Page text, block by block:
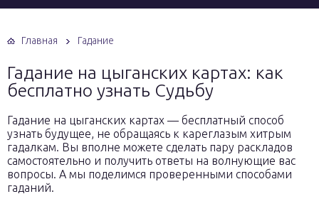
Главная Гадание
Гадание на цыганских картах: как
бесплатно узнать Судьбу
Гадание на цыганских картах — бесплатный способ
узнать будущее, не обращаясь к кареглазым хитрым
гадалкам. Вы вполне можете сделать пару раскладов
самостоятельно и получить ответы на волнующие вас
вопросы. А мы поделимся проверенными способами
гаданий.